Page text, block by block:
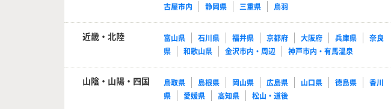
古屋市内
静岡県 三重県 鳥羽
近畿・北陸 富山県 石川県 福井県 京都府 大阪府 兵庫県
奈良
県
和歌山県 金沢市内・周辺 神戸市内・有馬温泉
山陰・山陽・四国 鳥取県 島根県 岡山県 広島県 山口県 徳島県
香川
県
愛媛県 高知県 松山・道後